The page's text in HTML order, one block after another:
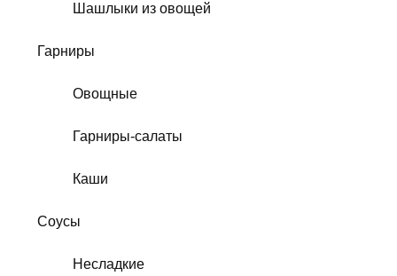
Шашлыки из овощей
Гарниры
Овощные
Гарниры-салаты
Каши
Соусы
Несладкие